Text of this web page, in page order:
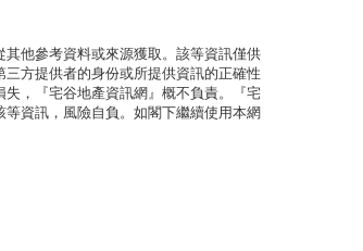
他參考資料或來源獲取。該等資訊僅供
方提供者的身份或所提供資訊的正確性
，『宅谷地產資訊網』概不負責。『宅
資訊，風險自負。如閣下繼續使用本網